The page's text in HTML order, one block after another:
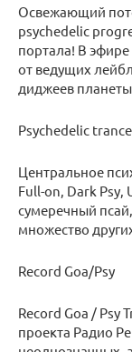
Освежающий
psychedelic
портала! В
от ведущих
диджеев планеты.
Psychedelic trance
Центральное
Full-on, Dark Psy,
сумеречный
множество
Record Goa/Psy
Record Goa / Psy
проекта Радио